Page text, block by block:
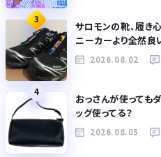
3
サロモンの靴、履き
ニーカーより全然良
2026.08.02
4
おっさんが使っても
ッグ使ってる？
2026.08.05